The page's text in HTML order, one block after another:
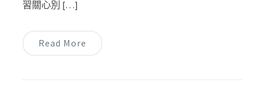
習關心別 […]
Read More